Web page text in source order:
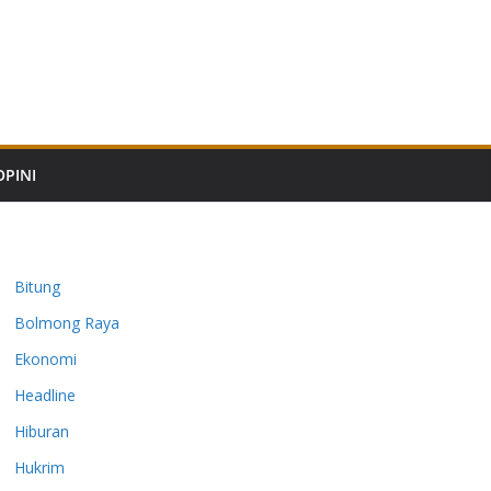
Bitung
Bolmong Raya
Ekonomi
Headline
Hiburan
Hukrim